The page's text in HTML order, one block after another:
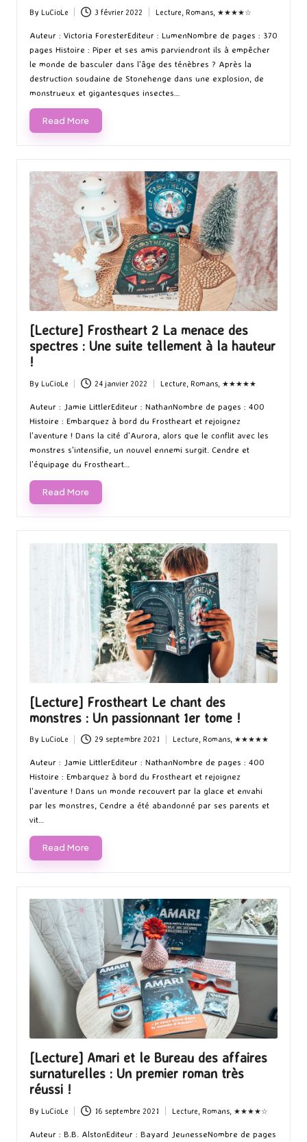
Posted
by
By LuCioLe 3 février 2022
Posted
Lecture Romans, ★★★★☆
Auteur : Victoria ForesterEditeur : LumenNombre de pages : 370
pages Histoire : Piper et ses amis parviendront ils à empêcher
le monde de basculer dans l'âge des ténèbres ? Après la
destruction soudaine de Stonehenge dans une explosion, de
monstrueux et gigantesques insectes…
Read More
[Lecture] Frostheart 2 La menace des
spectres : Une suite tellement à la hauteur
!
Posted
by
By LuCioLe 24 janvier 2022
Posted
in
Lecture, Romans, ★★★★★
Auteur : Jamie LittlerEditeur : NathanNombre de pages : 400
Histoire : Embarquez à bord du Frostheart et rejoignez
l'aventure ! Dans la cité d'Aurora, alors que le conflit avec les
monstres s'intensifie, un nouvel ennemi surgit. Cendre et
l'équipage du Frostheart…
Read More
[Lecture] Frostheart Le chant des
monstres : Un passionnant 1er tome !
Posted
by
By LuCioLe 29 septembre 2021
in
Lecture, Romans, ★★★★★
Auteur : Jamie LittlerEditeur : NathanNombre de pages : 400
Histoire : Embarquez à bord du Frostheart et rejoignez
l'aventure ! Dans un monde recouvert par la glace et envahi
par les monstres, Cendre a été abandonné par ses parents et
vit…
Read More
[Lecture] Amari et le Bureau des affaires
surnaturelles : Un premier roman très
réussi !
Posted
by
By LuCioLe 16 septembre 2021
Posted
in
Lecture, Romans, ★★★★☆
Auteur : B.B. AlstonEditeur : Bayard JeunesseNombre de pages